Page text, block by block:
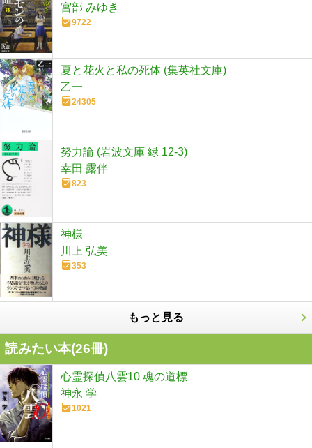
宮部 みゆき
9722
夏と花火と私の死体 (集英社文庫)
乙一
24305
努力論 (岩波文庫 緑 12-3)
幸田 露伴
823
神様
川上 弘美
353
もっと見る
読みたい本(26冊)
心霊探偵八雲10 魂の道標
神永 学
1021